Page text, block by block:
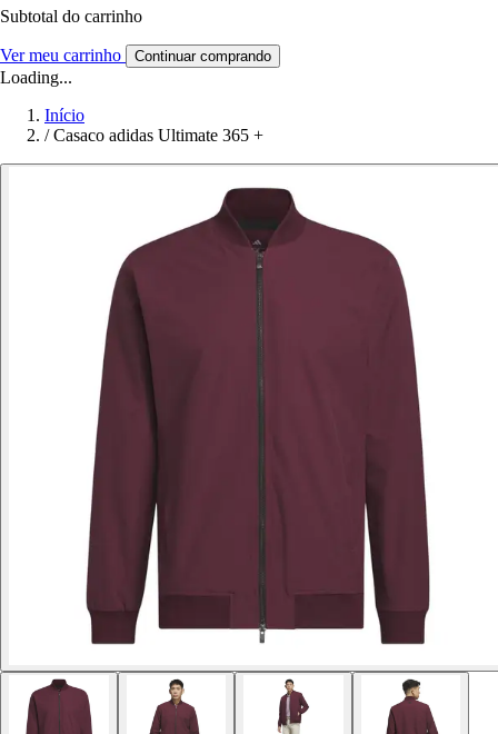
Subtotal do carrinho
Ver meu carrinho Continuar comprando
Loading...
Início
/ Casaco adidas Ultimate 365 +